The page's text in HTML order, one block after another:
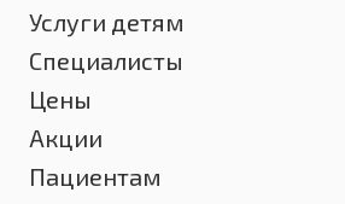
Услуги детям
Специалисты
Цены
Акции
Пациентам